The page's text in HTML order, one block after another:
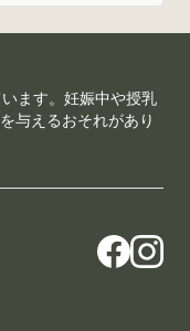
ます。妊娠中や授乳
与えるおそれがあり